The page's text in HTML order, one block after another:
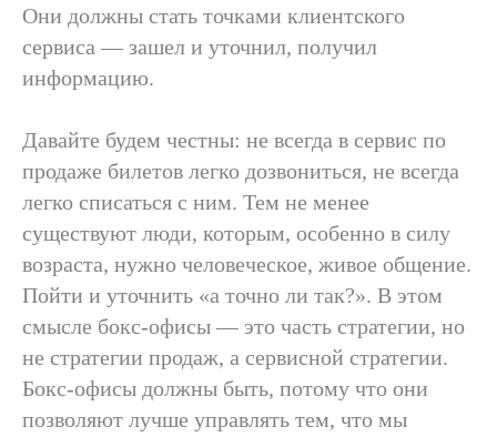
Они должны стать точками клиентского
сервиса — зашел и уточнил, получил
информацию.
Давайте будем честны: не всегда в сервис по
продаже билетов легко дозвониться, не всегда
легко списаться с ним. Тем не менее
существуют люди, которым, особенно в силу
возраста, нужно человеческое, живое общение.
Пойти и уточнить «а точно ли так?». В этом
смысле бокс-офисы — это часть стратегии, но
не стратегии продаж, а сервисной стратегии.
Бокс-офисы должны быть, потому что они
позволяют лучше управлять тем, что мы